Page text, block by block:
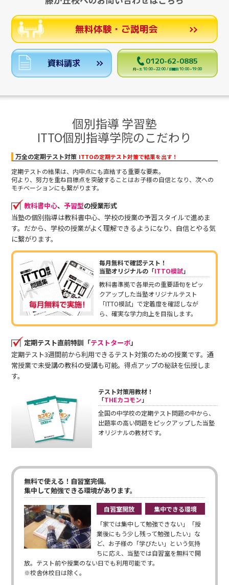
無料体験・ご説明会
資料請求 0120-62-0885
月～土 10:00～22:00 / 日曜日 10:00～19:00
個別指導 学習塾
ITTO個別指導学院のこだわり
万全の定期テスト対策 ITTOの定期テスト対策で結果を出す！
定期テストの結果は、内申点にも直結する重要な要素。
何より、努力を重ね目標点を突破することはお子様の自信となり、次への
モチベーションにも繋がります。
教科書中心、 予習型の授業形式
当塾の個別指導は教科書中心、学校の授業の予習スタイルで進めま
す。だから、学校の授業がよく理解できるようになり、自信とやる気
に繋がります。
毎月無料で確認テスト！
当塾オリジナルの「ITTO模試」
教科書準拠で各単元の重要語句をピッ
クアップした当塾オリジナルテスト
「ITTO模試」で定着度を確認しなが
ら、確実な学力向上を目指します。
定期テスト直前特訓「テストターボ」
定期テスト3週間前から利用できるテスト対策のための授業です。通
常授業で未受講の教科の受講も可能。得点アップの秘訣を伝授しま
す。
テスト対策用教材！
「THEカコモン」
全国の中学校の定期テスト問題の中から、
出題率の高い問題をピックアップした当塾
オリジナルの教材です。
無料で使える！自習室完備。
集中して勉強できる環境があります。
自習室開放
集中できる環境
「家では集中して勉強できない」「授
業後にもう少し残って勉強したい」な
ど、お子様の「学びたい」という気持
ちに応え、当塾では自習室を無料で開
放。テスト前や授業のない日でも利用可能です。
※校舎休校日は除く。